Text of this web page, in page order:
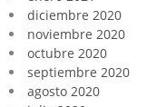
diciembre 2020
noviembre 2020
octubre 2020
septiembre 2020
agosto 2020